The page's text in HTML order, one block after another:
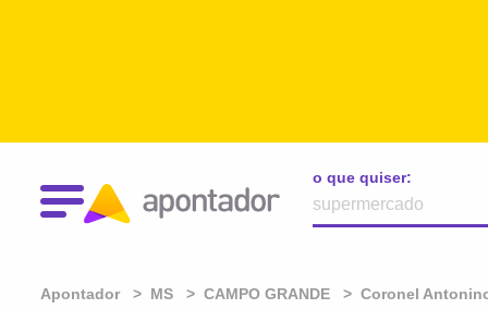
o que quiser:
Apontador MS CAMPO GRANDE Coronel